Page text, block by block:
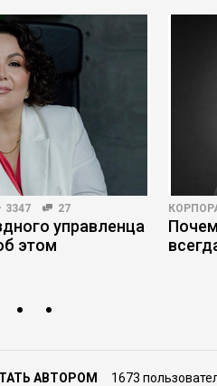
3347 27
управленца
этом
АВТОРОМ 1673